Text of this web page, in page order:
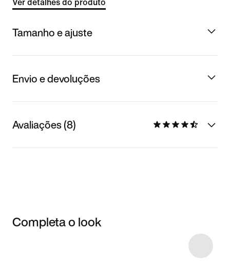
Ver detalhes do produto
Tamanho e ajuste
Envio e devoluções
Avaliações (8)
Completa o look